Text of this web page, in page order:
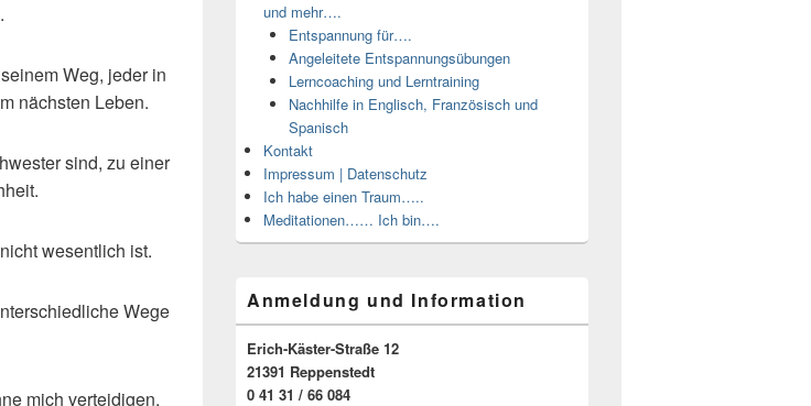
Weg, jeder in
nächsten Leben.
sind, zu einer
wesentlich ist.
Wege
mich verteidigen,
und mehr….
Entspannung für….
Angeleitete Entspannungsübungen
Lerncoaching und Lerntraining
Nachhilfe in Englisch, Französisch und
Spanisch
Kontakt
Impressum | Datenschutz
Ich habe einen Traum…..
Meditationen…… Ich bin….
Anmeldung und Information
Erich-Käster-Straße 12
21391 Reppenstedt
0 41 31 / 66 084